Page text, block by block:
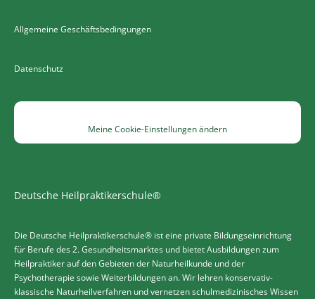
Allgemeine Geschäftsbedingungen
Datenschutz
Meine Cookie-Einstellungen ändern
Deutsche Heilpraktikerschule®
Die Deutsche Heilpraktikerschule® ist eine private Bildungseinrichtung
für Berufe des 2. Gesundheitsmarktes und bietet Ausbildungen zum
Heilpraktiker auf den Gebieten der Naturheilkunde und der
Psychotherapie sowie Weiterbildungen an. Wir lehren konservativ-
klassische Naturheilverfahren und vernetzen schulmedizinisches Wissen